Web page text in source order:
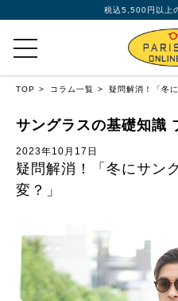
税込5,500円以上
TOP コラム一覧 疑問解消！「冬
サングラスの基礎知識
2023年10月17日
疑問解消！「冬にサン
変？」